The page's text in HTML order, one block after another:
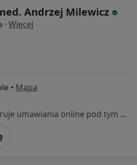
Andrzej Milewicz
· Więcej
• Mapa
Specjalista nie oferuje umawiania online pod tym adresem.